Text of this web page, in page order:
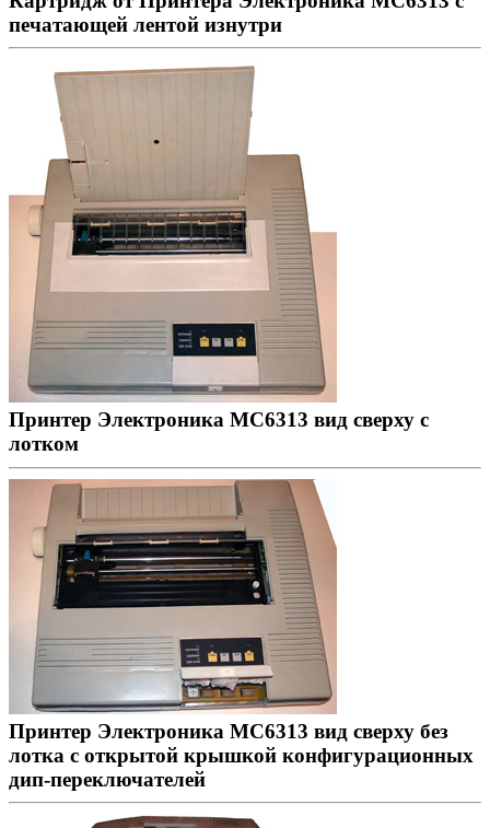
печатающей лентой изнутри
Принтер Электроника МС6313 вид сверху с
лотком
Принтер Электроника МС6313 вид сверху без
лотка с открытой крышкой конфигурационных
дип-переключателей